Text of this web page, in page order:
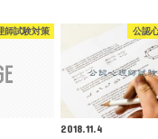
師試験対策 公認
2018.11.4